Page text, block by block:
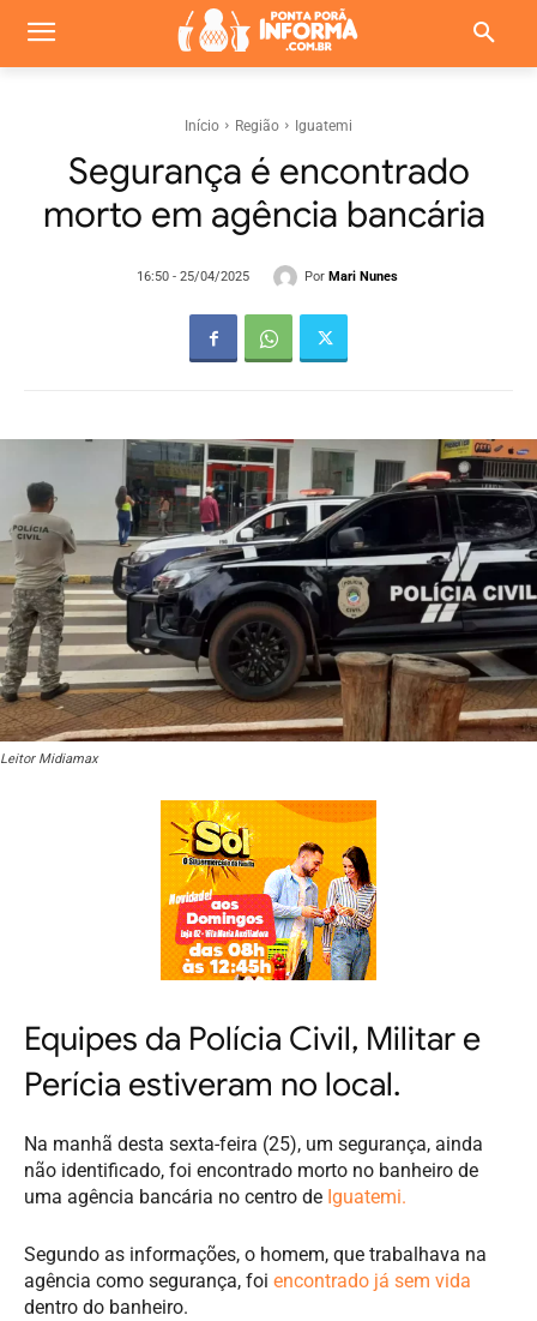
Início Região Iguatemi
Segurança é encontrado
morto em agência bancária
16:50 - 25/04/2025 Por Mari Nunes
Leitor Midiamax
Equipes da Polícia Civil, Militar e
Perícia estiveram no local.
Na manhã desta sexta-feira (25), um segurança, ainda
não identificado, foi encontrado morto no banheiro de
uma agência bancária no centro de Iguatemi.
Segundo as informações, o homem, que trabalhava na
agência como segurança, foi encontrado já sem vida
dentro do banheiro.